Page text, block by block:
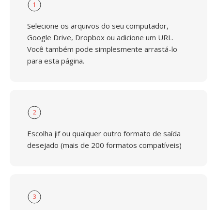
1
Selecione os arquivos do seu computador,
Google Drive, Dropbox ou adicione um URL.
Você também pode simplesmente arrastá-lo
para esta página.
2
Escolha jif ou qualquer outro formato de saída
desejado (mais de 200 formatos compatíveis)
3